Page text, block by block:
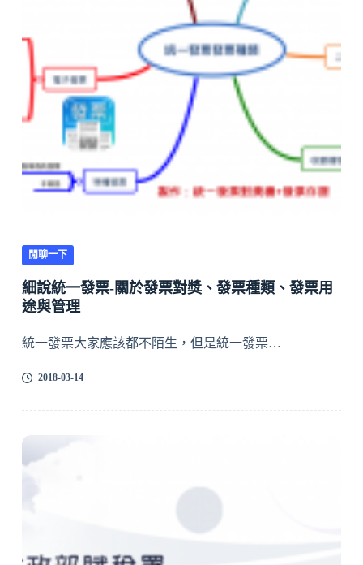
閒聊一下
細說統一發票-關於發票對獎、發票種類、發票用
途與管理
統一發票大家應該都不陌生，但是統一發票…
2018-03-14